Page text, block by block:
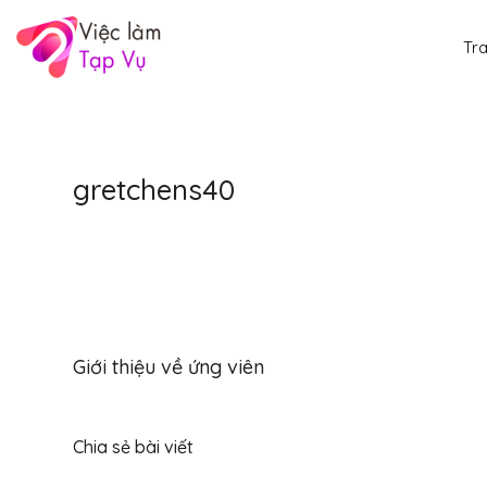
gretchens40
Giới thiệu về ứng viên
Chia sẻ bài viết